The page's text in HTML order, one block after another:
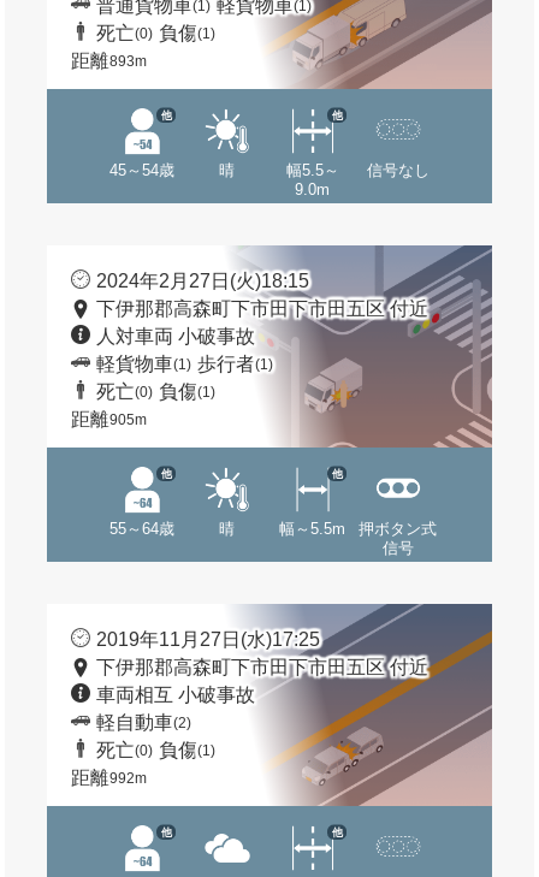
普通貨物車(1) 軽貨物車(1)
死亡(0) 負傷(1)
距離893m
45～54歳
他
晴
幅5.5～
9.0m
他
信号なし
2024年2月27日(火)18:15
下伊那郡高森町下市田下市田五区 付近
人対車両 小破事故
軽貨物車(1) 歩行者(1)
死亡(0) 負傷(1)
距離905m
55～64歳
他
晴 幅～5.5m
他
押ボタン式
信号
2019年11月27日(水)17:25
下伊那郡高森町下市田下市田五区 付近
車両相互 小破事故
軽自動車(2)
死亡(0) 負傷(1)
距離992m
他 他